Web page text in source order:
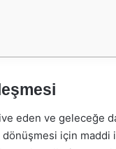
eden ve geleceğe
dönüşmesi için